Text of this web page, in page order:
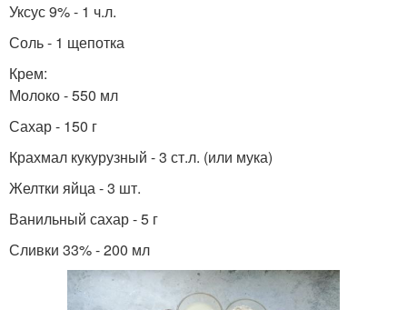
Уксус 9% - 1 ч.л.
Соль - 1 щепотка
Крем:
Молоко - 550 мл
Сахар - 150 г
Крахмал кукурузный - 3 ст.л. (или мука)
Желтки яйца - 3 шт.
Ванильный сахар - 5 г
Сливки 33% - 200 мл